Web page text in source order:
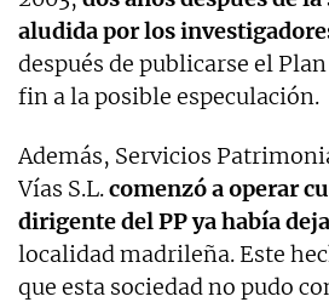
aludida por los
después de publicarse el
fin a la posible especulación.
Además, Servicios
Vías S.L.comenzó a operar
dirigente del PP ya había
localidad madrileña. Este
que esta sociedad no pudo